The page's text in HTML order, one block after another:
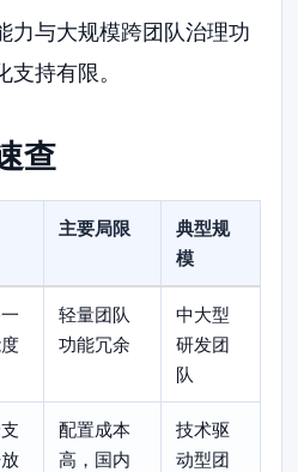
力与大规模跨团队治理功
持有限。
查
主要局限
典型规
模
轻量团队
功能冗余
中大型
研发团
队
配置成本
高，国内
技术驱
动型团